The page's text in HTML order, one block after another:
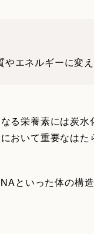
エネルギーに変
る栄養素には炭
おいて重要なはた
といった体の構